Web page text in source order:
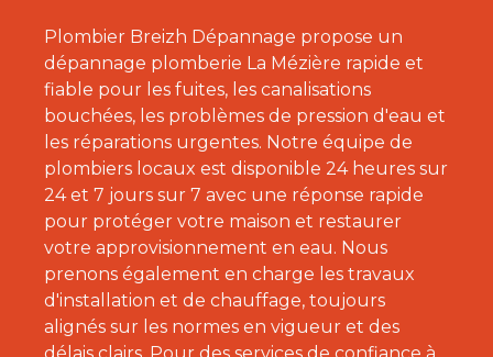
Plombier Breizh Dépannage propose un
dépannage plomberie La Mézière rapide et
fiable pour les fuites, les canalisations
bouchées, les problèmes de pression d'eau et
les réparations urgentes. Notre équipe de
plombiers locaux est disponible 24 heures sur
24 et 7 jours sur 7 avec une réponse rapide
pour protéger votre maison et restaurer
votre approvisionnement en eau. Nous
prenons également en charge les travaux
d'installation et de chauffage, toujours
alignés sur les normes en vigueur et des